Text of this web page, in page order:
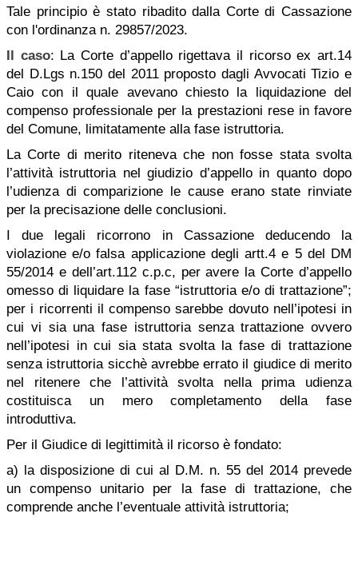
Tale principio è stato ribadito dalla Corte di Cassazione
con l'ordinanza n. 29857/2023.
Il caso: La Corte d’appello rigettava il ricorso ex art.14
del D.Lgs n.150 del 2011 proposto dagli Avvocati Tizio e
Caio con il quale avevano chiesto la liquidazione del
compenso professionale per la prestazioni rese in favore
del Comune, limitatamente alla fase istruttoria.
La Corte di merito riteneva che non fosse stata svolta
l’attività istruttoria nel giudizio d’appello in quanto dopo
l’udienza di comparizione le cause erano state rinviate
per la precisazione delle conclusioni.
I due legali ricorrono in Cassazione deducendo la
violazione e/o falsa applicazione degli artt.4 e 5 del DM
55/2014 e dell’art.112 c.p.c, per avere la Corte d’appello
omesso di liquidare la fase “istruttoria e/o di trattazione”;
per i ricorrenti il compenso sarebbe dovuto nell’ipotesi in
cui vi sia una fase istruttoria senza trattazione ovvero
nell’ipotesi in cui sia stata svolta la fase di trattazione
senza istruttoria sicchè avrebbe errato il giudice di merito
nel ritenere che l’attività svolta nella prima udienza
costituisca un mero completamento della fase
introduttiva.
Per il Giudice di legittimità il ricorso è fondato:
a) la disposizione di cui al D.M. n. 55 del 2014 prevede
un compenso unitario per la fase di trattazione, che
comprende anche l’eventuale attività istruttoria;